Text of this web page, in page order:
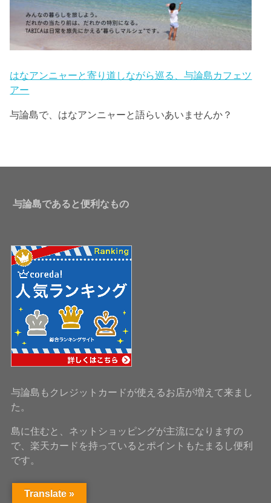
はなアンニャーと寄り道しながら巡る、与論島カフェツ
アー
与論島で、はなアンニャーと語らいあいませんか？
与論島であると便利なもの
与論島もクレジットカードが使えるお店が増えて来まし
た。
島に住むと、ネットショッピングが主流になりますの
で、楽天カードを持っているとポイントもたまるし便利
です。
Translate »